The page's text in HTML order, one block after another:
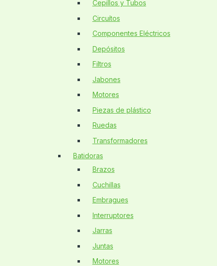
Cepillos y Tubos
Circuítos
Componentes Eléctricos
Depósitos
Filtros
Jabones
Motores
Piezas de plástico
Ruedas
Transformadores
Batidoras
Brazos
Cuchillas
Embragues
Interruptores
Jarras
Juntas
Motores